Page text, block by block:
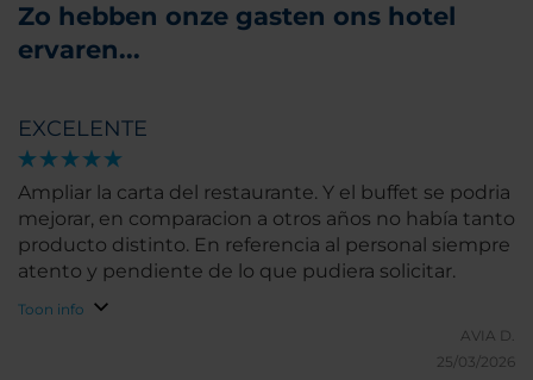
Zo hebben onze gasten ons hotel
ervaren...
EXCELENTE
Ampliar la carta del restaurante. Y el buffet se podria
mejorar, en comparacion a otros años no había tanto
producto distinto. En referencia al personal siempre
atento y pendiente de lo que pudiera solicitar.
Toon info
AVIA D.
25/03/2026